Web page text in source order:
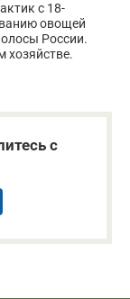
с 18-
овощей
России.
хозяйстве.
с